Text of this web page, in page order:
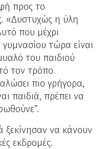
προς το
«Δυστυχώς η ύλη
που μέχρι
τώρα είναι
του παιδιού
τον τρόπο
πιο γρήγορα,
παιδιά, πρέπει να
ξεκίνησαν να κάνουν
εκδρομές.